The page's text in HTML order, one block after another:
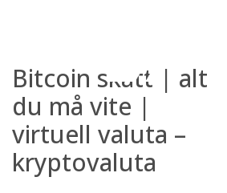
Bitcoin skatt | alt
du må vite |
virtuell valuta –
kryptovaluta